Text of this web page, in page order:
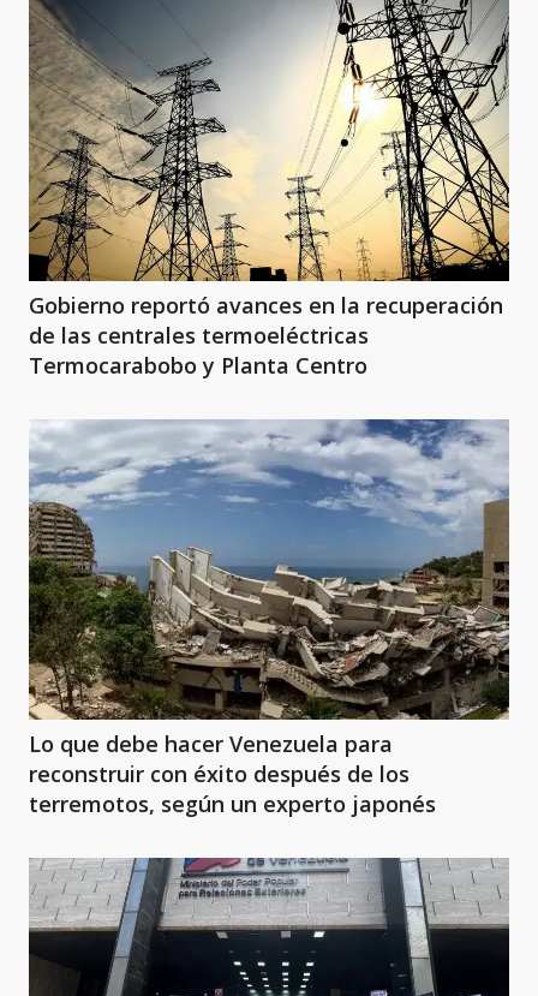
Gobierno reportó avances en la recuperación
de las centrales termoeléctricas
Termocarabobo y Planta Centro
Lo que debe hacer Venezuela para
reconstruir con éxito después de los
terremotos, según un experto japonés